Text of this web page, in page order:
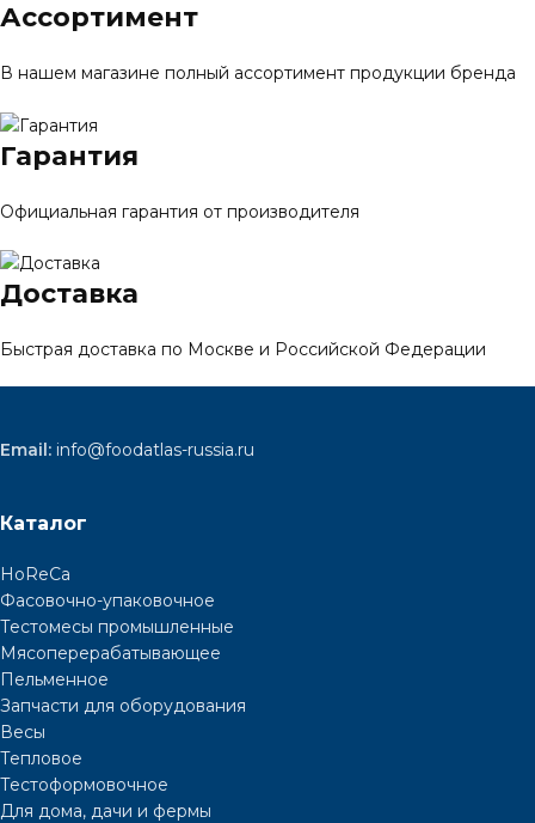
Ассортимент
В нашем магазине полный ассортимент продукции бренда
Гарантия
Официальная гарантия от производителя
Доставка
Быстрая доставка по Москве и Российской Федерации
Email: info@foodatlas-russia.ru
Каталог
HoReCa
Фасовочно-упаковочное
Тестомесы промышленные
Мясоперерабатывающее
Пельменное
Запчасти для оборудования
Весы
Тепловое
Тестоформовочное
Для дома, дачи и фермы